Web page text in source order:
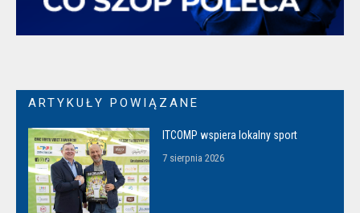
ARTYKUŁY POWIĄZANE
ITCOMP wspiera lokalny sport
7 sierpnia 2026